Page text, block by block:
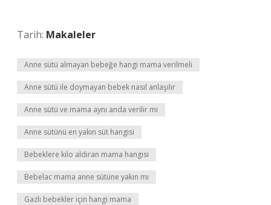
Tarih: Makaleler
Anne sütü almayan bebeğe hangi mama verilmeli
Anne sütü ile doymayan bebek nasıl anlaşılır
Anne sütü ve mama aynı anda verilir mi
Anne sütünü en yakın süt hangisi
Bebeklere kilo aldıran mama hangisi
Bebelac mama anne sütüne yakın mı
Gazlı bebekler için hangi mama